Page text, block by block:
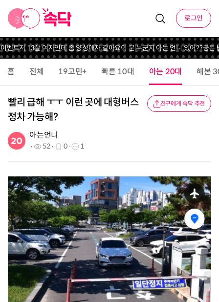
로그인
벤트저 13살 여자인데 좀 양성애자 같아요이 분 누군지 아는 언니 있어??꽁돈
홈 전체 19고민+ 빠른 10대 아는 20대 해본
빨리 급해 ㅜㅜ 이런 곳에 대형버스
정차 가능해?
친구에게 속닥 추천
아는언니
52 0 1